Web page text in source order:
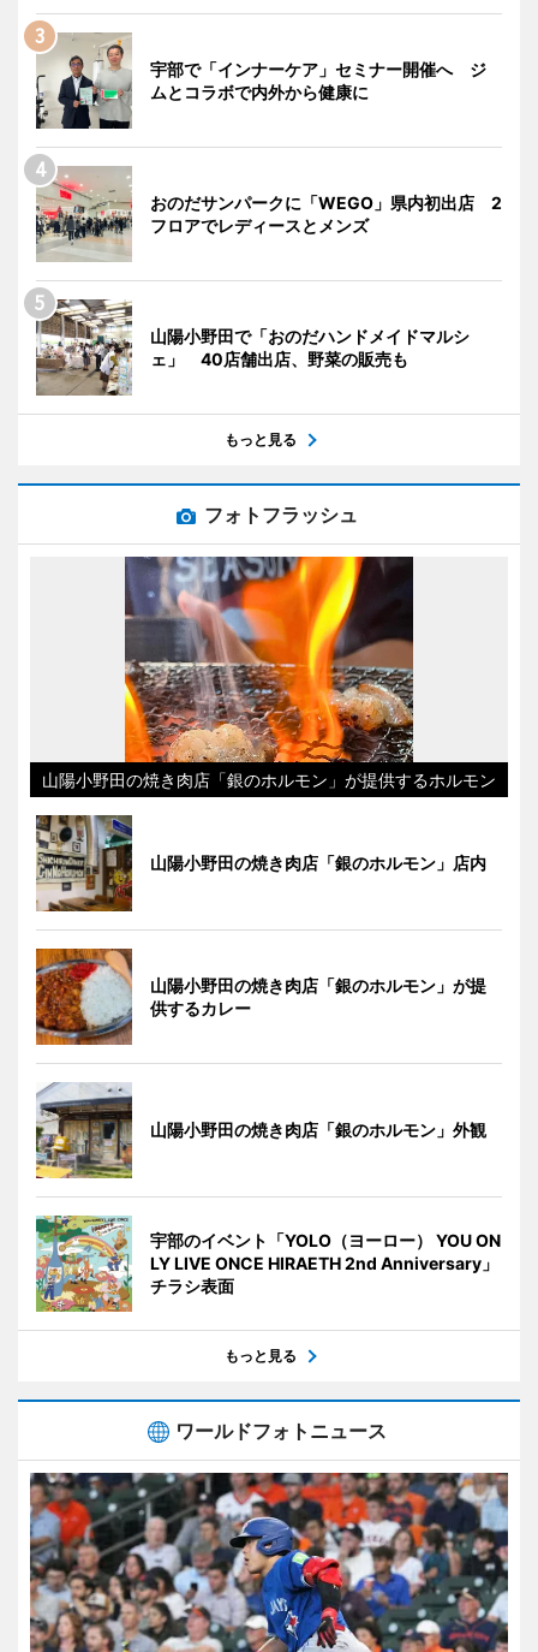
宇部で「インナーケア」セミナー開催へ ジ
ムとコラボで内外から健康に
おのだサンパークに「WEGO」県内初出店 2
フロアでレディースとメンズ
山陽小野田で「おのだハンドメイドマルシ
ェ」 40店舗出店、野菜の販売も
もっと見る
フォトフラッシュ
山陽小野田の焼き肉店「銀のホルモン」が提供するホルモン
山陽小野田の焼き肉店「銀のホルモン」店内
山陽小野田の焼き肉店「銀のホルモン」が提
供するカレー
山陽小野田の焼き肉店「銀のホルモン」外観
宇部のイベント「YOLO（ヨーロー） YOU ON
LY LIVE ONCE HIRAETH 2nd Anniversary」
チラシ表面
もっと見る
ワールドフォトニュース